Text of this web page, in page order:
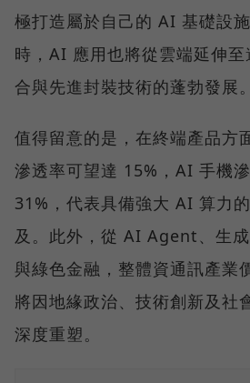
極打造屬於自己的 AI 基礎設
時，AI 應用也將從雲端延伸
合與先進封裝技術的蓬勃發展。
值得留意的是，在終端產品方
滲透率可望達 15%，AI 手機
31%，代表具備強大 AI 算力
及。此外，從 AI Agent、生
與綠色金融，整體資通訊產業
將因地緣政治、技術創新及社
深度重塑。